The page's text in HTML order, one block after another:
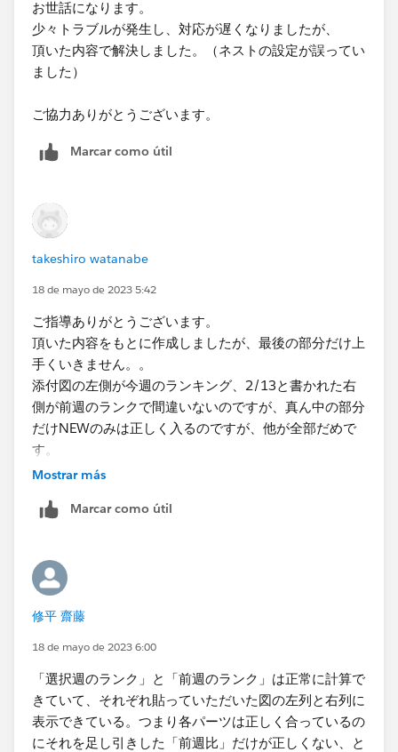
お世話になります。
少々トラブルが発生し、対応が遅くなりましたが、
頂いた内容で解決しました。（ネストの設定が誤ってい
ました）
ご協力ありがとうございます。​
Marcar como útil
takeshiro watanabe
18 de mayo de 2023 5:42
ご指導ありがとうございます。
頂いた内容をもとに作成しましたが、最後の部分だけ上
手くいきません。。
添付図の左側が今週のランキング、2/13と書かれた右
側が前週のランクで間違いないのですが、真ん中の部分
だけNEWのみは正しく入るのですが、他が全部だめで
す。
あり得そうなケースなどありますでしょうか。​
Mostrar más
Marcar como útil
修平 齋藤
18 de mayo de 2023 6:00
「選択週のランク」と「前週のランク」は正常に計算で
きていて、それぞれ貼っていただいた図の左列と右列に
表示できている。つまり各パーツは正しく合っているの
にそれを足し引きした「前週比」だけが正しくない、と